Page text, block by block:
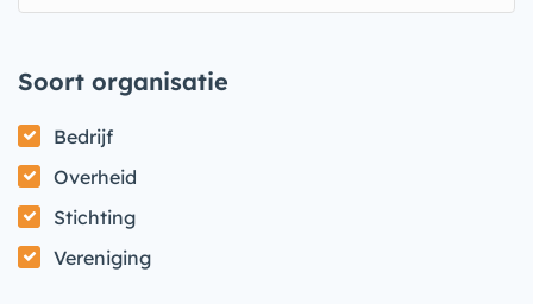
Soort organisatie
Bedrijf
Overheid
Stichting
Vereniging